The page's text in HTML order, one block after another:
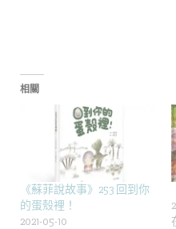
相關
《蘇菲說故事》253 回到你
的蛋殼裡！
2021-05-10